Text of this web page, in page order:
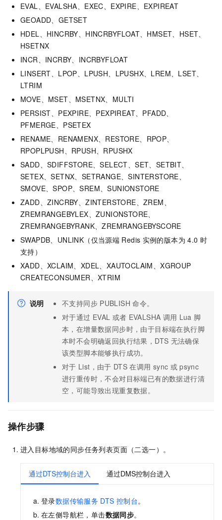
EVAL、EVALSHA、EXEC、EXPIRE、EXPIREAT
GEOADD、GETSET
HDEL、HINCRBY、HINCRBYFLOAT、HMSET、HSET、
HSETNX
INCR、INCRBY、INCRBYFLOAT
LINSERT、LPOP、LPUSH、LPUSHX、LREM、LSET、
LTRIM
MOVE、MSET、MSETNX、MULTI
PERSIST、PEXPIRE、PEXPIREAT、PFADD、
PFMERGE、PSETEX
RENAME、RENAMENX、RESTORE、RPOP、
RPOPLPUSH、RPUSH、RPUSHX
SADD、SDIFFSTORE、SELECT、SET、SETBIT、
SETEX、SETNX、SETRANGE、SINTERSTORE、
SMOVE、SPOP、SREM、SUNIONSTORE
ZADD、ZINCRBY、ZINTERSTORE、ZREM、
ZREMRANGEBYLEX、ZUNIONSTORE、
ZREMRANGEBYRANK、ZREMRANGEBYSCORE
SWAPDB、UNLINK（仅当源端 Redis 实例的版本为 4.0 时
支持）
XADD、XCLAIM、XDEL、XAUTOCLAIM、XGROUP
CREATECONSUMER、XTRIM
说明 不支持同步 PUBLISH 命令。
对于通过 EVAL 或者 EVALSHA 调用 Lua 脚
本，在增量数据同步时，由于目标端在执行脚
本时不会明确返回执行结果，DTS 无法确保
该类型脚本能够执行成功。
对于 List，由于 DTS 在调用 sync 或 psync
进行重传时，不会对目标端已有的数据进行清
空，可能导致出现重复数据。
操作步骤
进入目标地域的同步任务列表页面（二选一）。
通过DTS控制台进入 通过DMS控制台进入
登录数据传输服务 DTS 控制台。
在左侧导航栏，单击数据同步。